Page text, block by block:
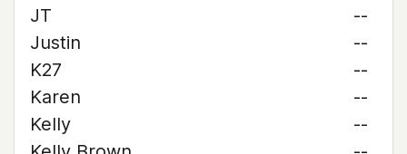
JT
--
Justin
--
K27
--
Karen
--
Kelly
--